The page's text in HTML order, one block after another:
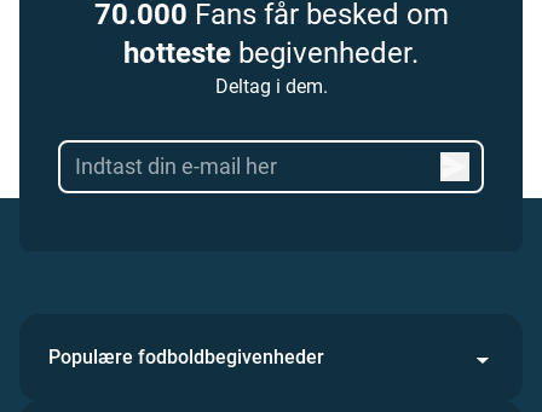
70.000 Fans får besked om
hotteste begivenheder.
Deltag i dem.
Populære fodboldbegivenheder